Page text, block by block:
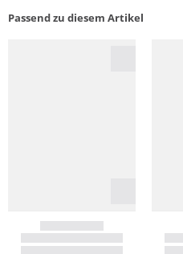
Passend zu diesem Artikel